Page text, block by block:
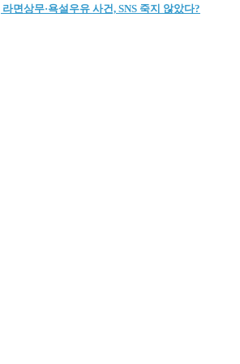
면상무·욕설우유 사건, SNS 죽지 않았다?